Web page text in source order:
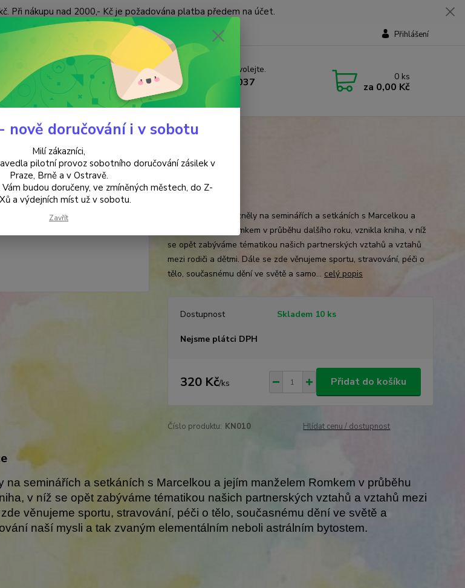
Při nákupu nad 2000,- Kč je požadována platba předem na účet.
Přihlášení
Hledat
Nevíte si rady? Zavolejte.
+420 737 737 037
(Po-Pá, 9-18 hod.)
0 ks
za 0,00 Kč
z hor 3
3
Věra Keilová
Z otázek, které zazněly na seminářích a setkáních s Marcelkou a
jejím manželem Romkem v průběhu dalšího roku, vznikla kniha, v níž
se opět zabýváme tématikou našich partnerských vztahů a vztahů
mezi rodiči a dětmi. Dále se zde věnujeme sportu, stravování, péči o
tělo, současnému dění ve světě a samo... celý popis
Dostupnost Skladem 10 ks
Nejsme plátci DPH
320 Kč/ks Přidat do košíku
Číslo produktu: KN010 Hlídat cenu / dostupnost
na seminářích a setkáních s Marcelkou a jejím manželem Romkem v průběhu
v níž se opět zabýváme tématikou našich partnerských vztahů a vztahů mezi
věnujeme sportu, stravování, péči o tělo, současnému dění ve světě a
naší mysli a tak zvaným elementálním neboli astrálním bytostem.
nově doručování i v sobotu
Milí zákazníci,
pilotní provoz sobotního doručování zásilek v
Praze, Brně a v Ostravě.
budou doručeny, ve zmíněných městech, do Z-
a výdejních míst už v sobotu.
Zavřít